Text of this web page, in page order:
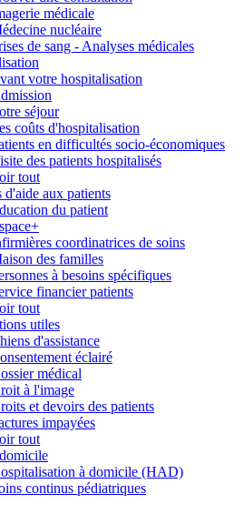
médicale
nucléaire
de sang - Analyses médicales
votre hospitalisation
séjour
coûts d'hospitalisation
en difficultés socio-économiques
des patients hospitalisés
tout
d'aide aux patients
du patient
coordinatrices de soins
des familles
à besoins spécifiques
financier patients
tout
utiles
d'assistance
éclairé
médical
à l'image
et devoirs des patients
impayées
tout
à domicile (HAD)
continus pédiatriques